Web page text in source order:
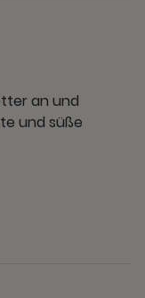
an und
und süße